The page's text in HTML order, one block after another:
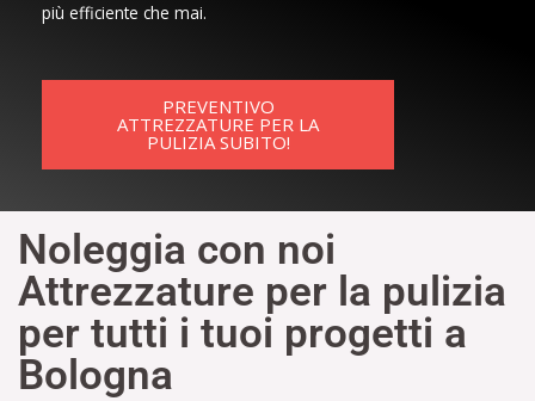
più efficiente che mai.
PREVENTIVO
ATTREZZATURE PER LA
PULIZIA SUBITO!
Noleggia con noi
Attrezzature per la pulizia
per tutti i tuoi progetti a
Bologna